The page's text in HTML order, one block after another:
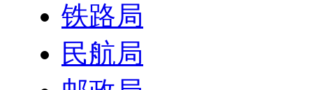
铁路局
民航局